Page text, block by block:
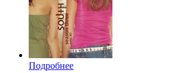
Подробнее